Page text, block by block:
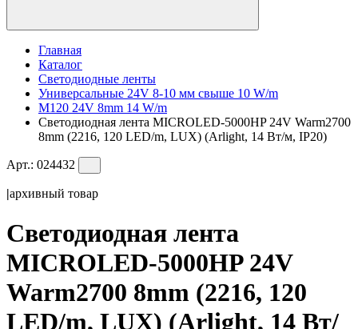
Главная
Каталог
Светодиодные ленты
Универсальные 24V 8-10 мм свыше 10 W/m
M120 24V 8mm 14 W/m
Светодиодная лента MICROLED-5000HP 24V Warm2700
8mm (2216, 120 LED/m, LUX) (Arlight, 14 Вт/м, IP20)
Арт.: 024432
|архивный товар
Светодиодная лента
MICROLED-5000HP 24V
Warm2700 8mm (2216, 120
LED/m, LUX) (Arlight, 14 Вт/